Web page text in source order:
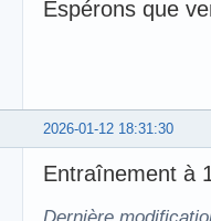
Espérons que
2026-01-12 18:31:30
Entraînement à